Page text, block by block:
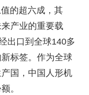
的超六成，其
产业的重要载
出口到全球140多
标签。作为全球
国，中国人形机
。